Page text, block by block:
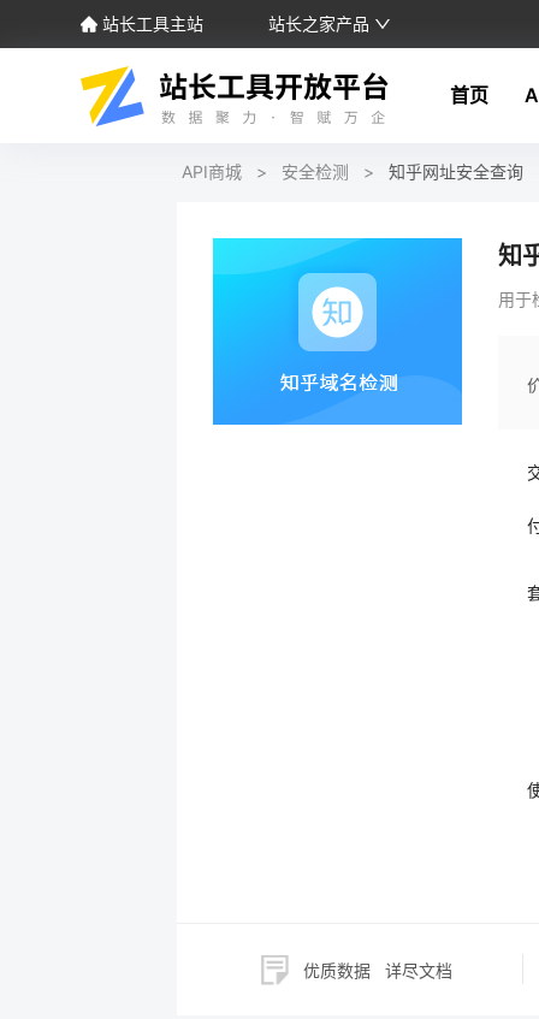
站长工具主站 站长之家产品
首页
API商城 > 安全检测 > 知乎网址安全查询
知
用于
优质数据 详尽文档